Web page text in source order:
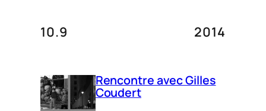
10.9 2014
Rencontre avec Gilles
Coudert